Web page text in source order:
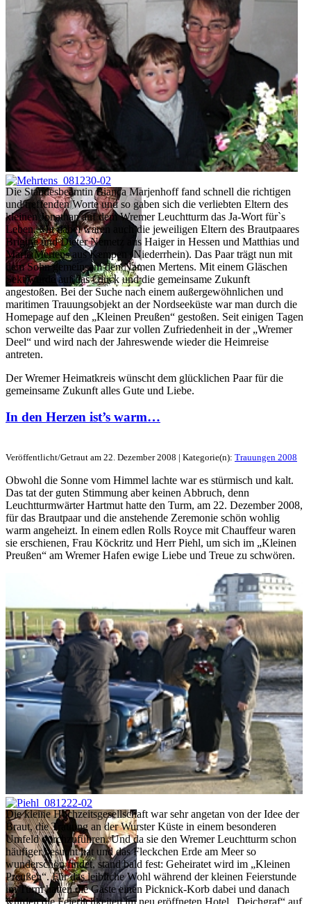
Die Standesbeamtin Bianca Marjenhoff fand schnell die richtigen
und treffenden Worte und so gaben sich die verliebten Eltern des
kleinen Jonathan auf dem Wremer Leuchtturm das Ja-Wort für`s
Leben. Mit dabei waren auch die jeweiligen Eltern des Brautpaares
Brigitte und Dieter Nemetz aus Haiger in Hessen und Matthias und
Maria Mertens aus Kempen (Niederrhein). Das Paar trägt nun mit
dem Sohn gemeinsam den Namen Mertens. Mit einem Gläschen
Sekt wurde auf das Glück und die gemeinsame Zukunft
angestoßen. Bei der Suche nach einem außergewöhnlichen und
maritimen Trauungsobjekt an der Nordseeküste war man durch die
Homepage auf den „Kleinen Preußen“ gestoßen. Seit einigen Tagen
schon verweilte das Paar zur vollen Zufriedenheit in der „Wremer
Deel“ und wird nach der Jahreswende wieder die Heimreise
antreten.
Der Wremer Heimatkreis wünscht dem glücklichen Paar für die
gemeinsame Zukunft alles Gute und Liebe.
In den Herzen ist’s warm…
Veröffentlicht/Getraut am 22. Dezember 2008 | Kategorie(n): Trauungen 2008
Obwohl die Sonne vom Himmel lachte war es stürmisch und kalt.
Das tat der guten Stimmung aber keinen Abbruch, denn
Leuchtturmwärter Hartmut hatte den Turm, am 22. Dezember 2008,
für das Brautpaar und die anstehende Zeremonie schön wohlig
warm angeheizt. In einem edlen Rolls Royce mit Chauffeur waren
sie erschienen, Frau Köckritz und Herr Piehl, um sich im „Kleinen
Preußen“ am Wremer Hafen ewige Liebe und Treue zu schwören.
Die kleine Hochzeitsgesellschaft war sehr angetan von der Idee der
Braut, die Trauung an der Wurster Küste in einem besonderen
Umfeld durchzuführen. Und da sie den Wremer Leuchtturm schon
häufiger besucht hat und das Fleckchen Erde am Meer so
wunderschön findet, stand bald fest: Geheiratet wird im „Kleinen
Preußen“. Für das leibliche Wohl während der kleinen Feierstunde
im Turm hatten die Gäste einen Picknick-Korb dabei und danach
wurden die Feierlichkeiten im neu eröffneten Hotel „Deichgraf“ auf